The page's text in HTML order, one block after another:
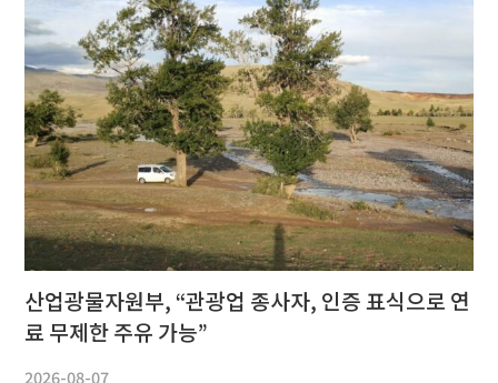
산업광물자원부, “관광업 종사자, 인증 표식으로 연
료 무제한 주유 가능”
2026-08-07